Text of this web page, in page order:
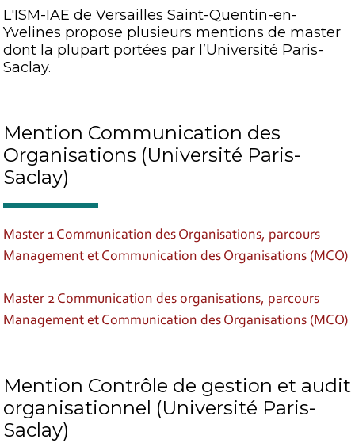
L'ISM-IAE de Versailles Saint-Quentin-en-
Yvelines propose plusieurs mentions de master
dont la plupart portées par l’Université Paris-
Saclay.
Mention Communication des
Organisations (Université Paris-
Saclay)
Master 1 Communication des Organisations, parcours
Management et Communication des Organisations (MCO)
Master 2 Communication des organisations, parcours
Management et Communication des Organisations (MCO)
Mention Contrôle de gestion et audit
organisationnel (Université Paris-
Saclay)